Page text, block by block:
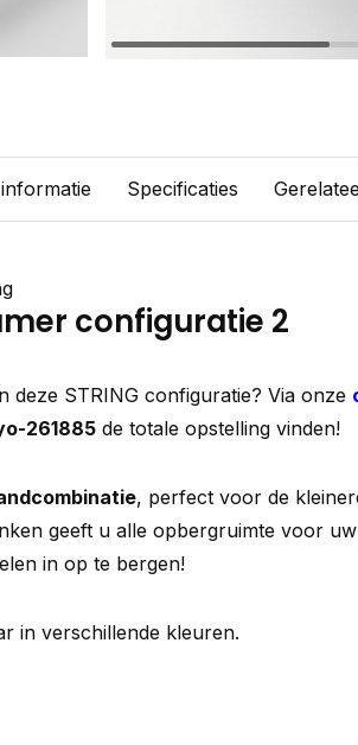
Specificaties
configuratie 2
deze STRING configuratie? Via onze
261885 de totale opstelling vinden!
, perfect voor de
geeft u alle opbergruimte voor
in op te bergen!
in verschillende kleuren.